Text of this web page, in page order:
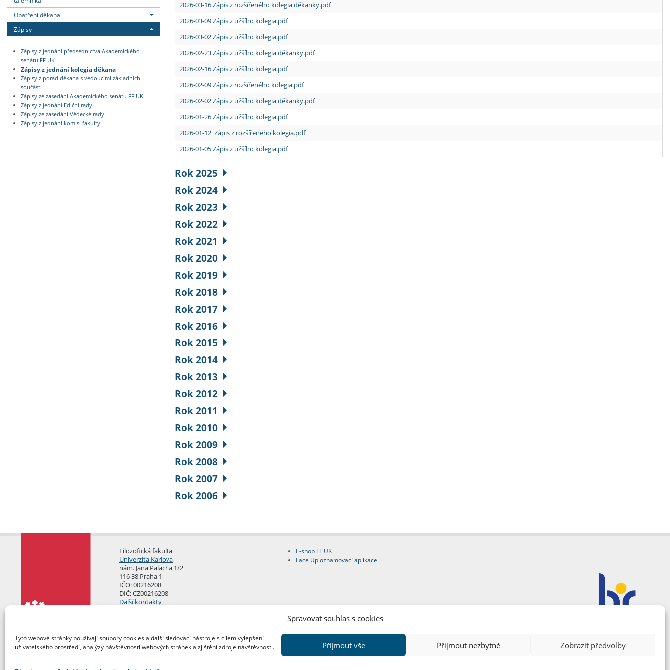
Spravovat souhlas s cookies
Tyto webové stránky používají soubory cookies a další sledovací nástroje s cílem vylepšení
uživatelského prostředí, analýzy návštěvnosti webových stránek a zjištění zdroje návštěvnosti.
Přijmout vše Přijmout nezbytné Zobrazit předvolby
Opatření děkana
Zápisy
Zápisy z jednání předsednictva Akademického
senátu FF UK
Zápisy z jednání kolegia děkana
Zápisy z porad děkana s vedoucími základních
součástí
Zápisy ze zasedání Akademického senátu FF UK
Zápisy z jednání Ediční rady
Zápisy ze zasedání Vědecké rady
Zápisy z jednání komisí fakulty
2026-03-16 Zápis z rozšířeného kolegia děkanky.pdf
2026-03-09 Zápis z užšího kolegia.pdf
2026-03-02 Zápis z užšího kolegia.pdf
2026-02-23 Zápis z užšího kolegia děkanky.pdf
2026-02-16 Zápis z užšího kolegia.pdf
2026-02-09 Zápis z rozšířeného kolegia.pdf
2026-02-02 Zápis z užšího kolegia děkanky.pdf
2026-01-26 Zápis z užšího kolegia.pdf
2026-01-12 Zápis z rozšířeného kolegia.pdf
2026-01-05 Zápis z užšího kolegia.pdf
Rok 2025
Rok 2024
Rok 2023
Rok 2022
Rok 2021
Rok 2020
Rok 2019
Rok 2018
Rok 2017
Rok 2016
Rok 2015
Rok 2014
Rok 2013
Rok 2012
Rok 2011
Rok 2010
Rok 2009
Rok 2008
Rok 2007
Rok 2006
Filozofická fakulta
Univerzita Karlova
nám. Jana Palacha 1/2
116 38 Praha 1
IČO: 00216208
DIČ: CZ00216208
Další kontakty
E-shop FF UK
Face Up oznamovací aplikace